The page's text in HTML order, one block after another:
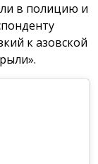
в полицию и
к азовской